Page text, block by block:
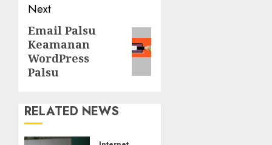
Next
Next
post:
Email Palsu
Keamanan
WordPress
Palsu
RELATED NEWS